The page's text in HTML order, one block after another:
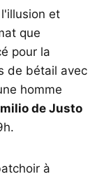
et
que
pour la
de bétail avec
homme
de Justo
à